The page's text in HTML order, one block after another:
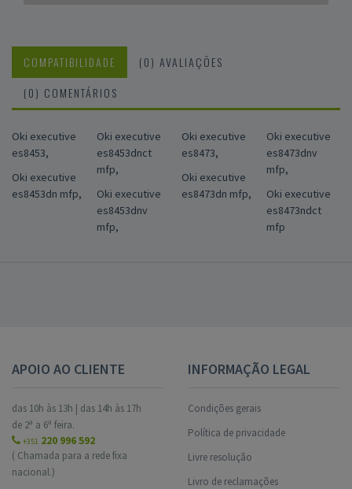
COMPATIBILIDADE
(0) AVALIAÇÕES
(0) COMENTÁRIOS
Oki executive
es8453,
Oki executive
es8453dn mfp,
Oki executive
es8453dnct
mfp,
Oki executive
es8453dnv
mfp,
Oki executive
es8473,
Oki executive
es8473dn mfp,
Oki executive
es8473dnv
mfp,
Oki executive
es8473ndct
mfp
APOIO AO CLIENTE
das 10h às 13h | das 14h às 17h
de 2ª a 6ª feira.
+351 220 996 592
( Chamada para a rede fixa
nacional.)
INFORMAÇÃO LEGAL
Condições gerais
Política de privacidade
Livre resolução
Livro de reclamações